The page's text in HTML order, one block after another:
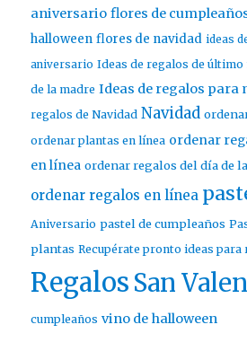
aniversario flores de
halloween flores de navidad ideas
aniversario Ideas de regalos de
de la madre Ideas de regalos para
regalos de Navidad Navidad
ordenar plantas en línea ordenar
en línea ordenar regalos del día de
ordenar regalos en línea
Aniversario pastel de cumpleaños
plantas Recupérate pronto ideas para
Regalos San
cumpleaños vino de halloween